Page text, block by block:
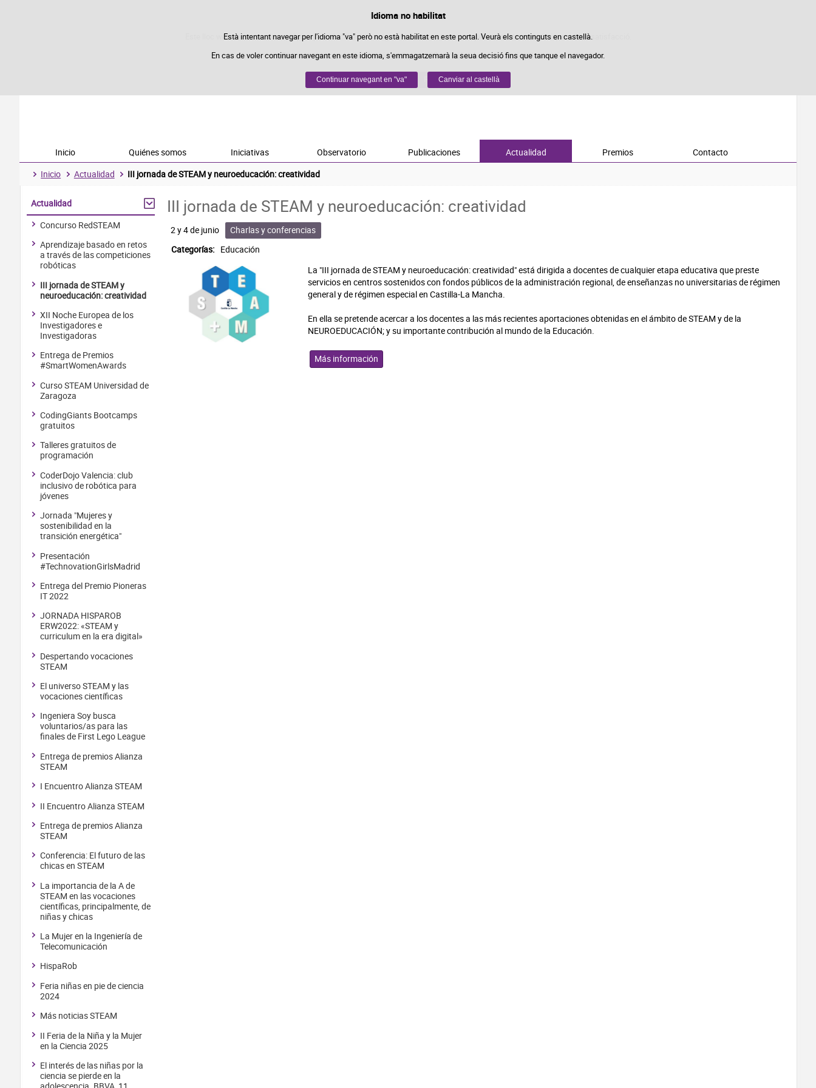
Política de cookies
Este lloc web utilitza cookies pròpies per a facilitar la navegació i cookies de tercers per a obtindre estadístiques d'ús i satisfacció.
Podeu obtindre més informació en l'apartat "Cookies" del nostreavís legal.
Acceptar Rebutjar
Idioma no habilitat
Està intentant navegar per l'idioma "va" però no està habilitat en este portal. Veurà els continguts en castellà.
En cas de voler continuar navegant en este idioma, s'emmagatzemarà la seua decisió fins que tanque el navegador.
Continuar navegant en "va" Canviar al castellà
Passar al contingut
Inicio Quiénes somos Iniciativas Observatorio Publicaciones Actualidad Premios
Contacto
Inicio
Actualidad III jornada de STEAM y neuroeducación: creatividad
Actualidad
Concurso RedSTEAM
Aprendizaje basado en retos
a través de las competiciones
robóticas
III jornada de STEAM y
neuroeducación: creatividad
XII Noche Europea de los
Investigadores e
Investigadoras
Entrega de Premios
#SmartWomenAwards
Curso STEAM Universidad de
Zaragoza
CodingGiants Bootcamps
gratuitos
Talleres gratuitos de
programación
CoderDojo Valencia: club
inclusivo de robótica para
jóvenes
Jornada "Mujeres y
sostenibilidad en la
transición energética"
Presentación
#TechnovationGirlsMadrid
Entrega del Premio Pioneras
IT 2022
JORNADA HISPAROB
ERW2022: «STEAM y
curriculum en la era digital»
Despertando vocaciones
STEAM
El universo STEAM y las
vocaciones científicas
Ingeniera Soy busca
voluntarios/as para las
finales de First Lego League
Entrega de premios Alianza
STEAM
I Encuentro Alianza STEAM
II Encuentro Alianza STEAM
Entrega de premios Alianza
STEAM
Conferencia: El futuro de las
chicas en STEAM
La importancia de la A de
STEAM en las vocaciones
científicas, principalmente, de
niñas y chicas
La Mujer en la Ingeniería de
Telecomunicación
HispaRob
Feria niñas en pie de ciencia
2024
Más noticias STEAM
II Feria de la Niña y la Mujer
en la Ciencia 2025
El interés de las niñas por la
ciencia se pierde en la
III jornada de STEAM y neuroeducación: creatividad
2 y 4 de junio
Charlas y conferencias
Categorías: Educación
La "III jornada de STEAM y neuroeducación: creatividad" está dirigida a docentes de cualquier etapa educativa que preste
servicios en centros sostenidos con fondos públicos de la administración regional, de enseñanzas no universitarias de régimen
general y de régimen especial en Castilla-La Mancha.
En ella se pretende acercar a los docentes a las más recientes aportaciones obtenidas en el ámbito de STEAM y de la
NEUROEDUCACIÓN; y su importante contribución al mundo de la Educación.
Más información